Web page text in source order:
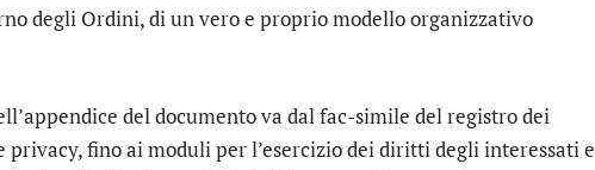
degli Ordini, di un vero e proprio modello organizzativo
del documento va dal fac-simile del registro dei
fino ai moduli per l’esercizio dei diritti degli interessati e